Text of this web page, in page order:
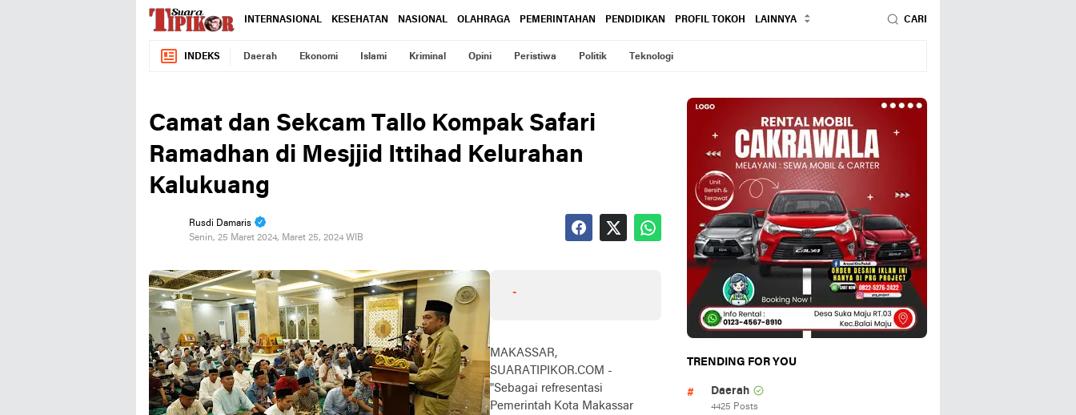
INTERNASIONAL KESEHATAN NASIONAL OLAHRAGA PEMERINTAHAN PENDIDIKAN PROFIL TOKOH LAINNYA CARI
INDEKS Daerah Ekonomi Islami Kriminal Opini Peristiwa Politik Teknologi
Camat dan Sekcam Tallo Kompak Safari
Ramadhan di Mesjjid Ittihad Kelurahan
Kalukuang
Rusdi Damaris
Senin, 25 Maret 2024, Maret 25, 2024 WIB
-
MAKASSAR,
SUARATIPIKOR.COM -
"Sebagai refresentasi
Pemerintah Kota Makassar
TRENDING FOR YOU
Daerah
4425 Posts